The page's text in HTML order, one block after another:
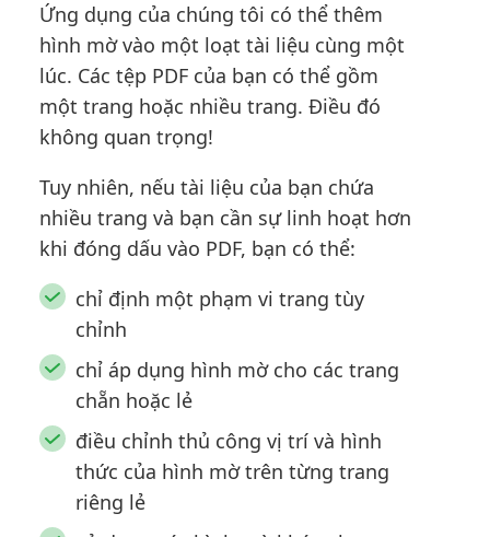
Ứng dụng của chúng tôi có thể thêm
hình mờ vào một loạt tài liệu cùng một
lúc. Các tệp PDF của bạn có thể gồm
một trang hoặc nhiều trang. Điều đó
không quan trọng!
Tuy nhiên, nếu tài liệu của bạn chứa
nhiều trang và bạn cần sự linh hoạt hơn
khi đóng dấu vào PDF, bạn có thể:
chỉ định một phạm vi trang tùy
chỉnh
chỉ áp dụng hình mờ cho các trang
chẵn hoặc lẻ
điều chỉnh thủ công vị trí và hình
thức của hình mờ trên từng trang
riêng lẻ